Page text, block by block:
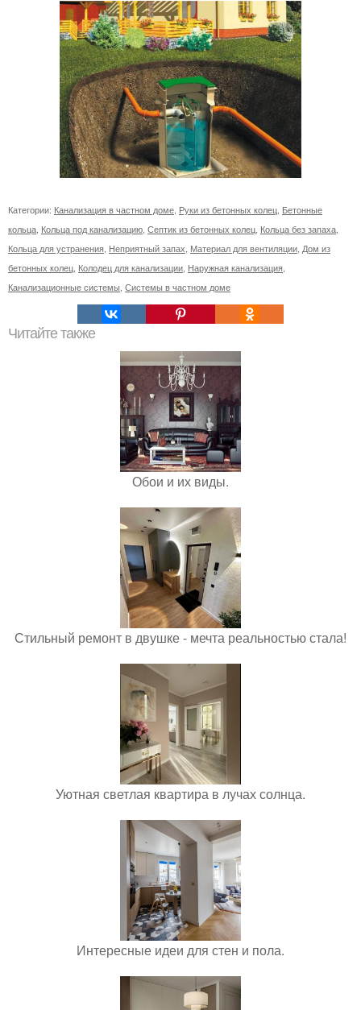
Категории: Канализация в частном доме Руки из бетонных колец Бетонные
кольца Кольца под канализацию Септик из бетонных колец Кольца без запаха
Кольца для устранения Неприятный запах Материал для вентиляции Дом из
бетонных колец Колодец для канализации Наружная канализация
Канализационные системы Системы в частном доме
Читайте также
Обои и их виды.
Стильный ремонт в двушке - мечта реальностью стала!
Уютная светлая квартира в лучах солнца.
Интересные идеи для стен и пола.